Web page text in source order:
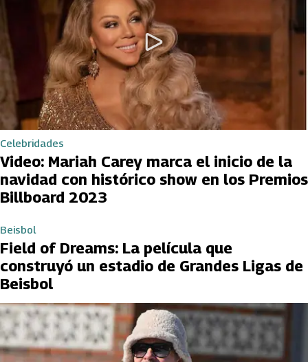
Celebridades
Video: Mariah Carey marca el inicio de la
navidad con histórico show en los Premios
Billboard 2023
Beisbol
Field of Dreams: La película que
construyó un estadio de Grandes Ligas de
Beisbol